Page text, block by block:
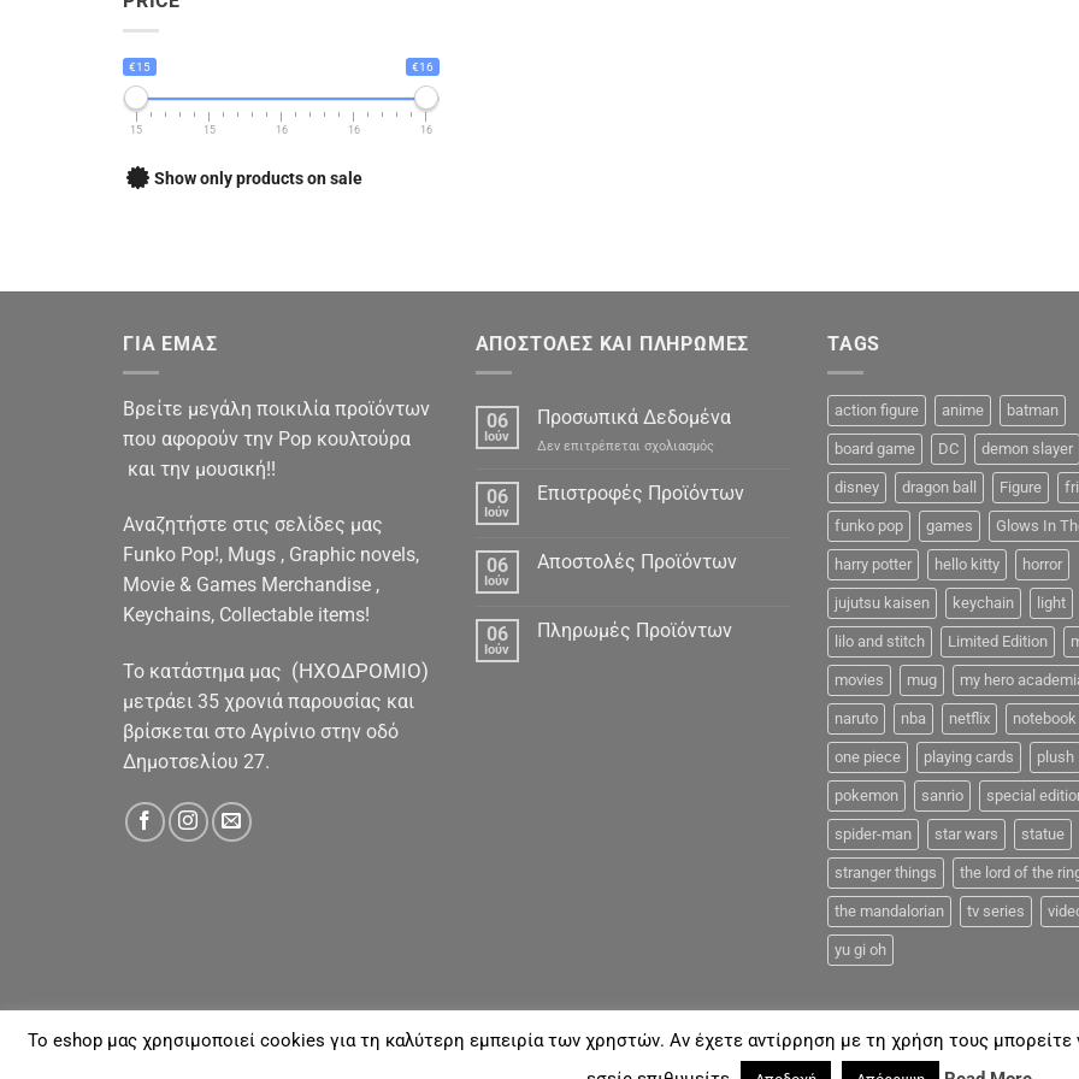
€15 €16
15 15 16 16 16
Show only products on sale
ΓΙΑ ΕΜΑΣ
Βρείτε μεγάλη ποικιλία προϊόντων
που αφορούν την Pop κουλτούρα
και την μουσική!!
Αναζητήστε στις σελίδες μας
Funko Pop!, Mugs , Graphic novels,
Movie & Games Merchandise ,
Keychains, Collectable items!
To κατάστημα μας (ΗΧΟΔΡΟΜΙΟ)
μετράει 35 χρονιά παρουσίας και
βρίσκεται στο Αγρίνιο στην οδό
Δημοτσελίου 27.
ΑΠΟΣΤΟΛΕΣ ΚΑΙ ΠΛΗΡΩΜΕΣ
06
Ιούν
Προσωπικά Δεδομένα
Δεν επιτρέπεται σχολιασμόςστο
Δεδομένα
06
Ιούν
Επιστροφές Προϊόντων
06
Ιούν
Αποστολές Προϊόντων
06
Ιούν
Πληρωμές Προϊόντων
TAGS
action figure anime batman
board game DC demon slayer
disney dragon ball Figure
funko pop games Glows In
harry potter hello kitty horror
jujutsu kaisen keychain light
lilo and stitch Limited Edition
movies mug my hero
naruto nba netflix notebook
one piece playing cards plush
pokemon sanrio special
spider-man star wars statue
stranger things the lord of the
the mandalorian tv series
yu gi oh
ΓΙΑ ΕΜΆΣ ΑΠΟΣΤΟΛΈΣ & ΠΛΗΡΩΜΈΣ ΕΠΙΚΟΙΝΩΝΊΑ FAQ
To eshop μας χρησιμοποιεί cookies για τη καλύτερη εμπειρία των χρηστών. Αν έχετε αντίρρηση με τη χρήση τους μπορείτε